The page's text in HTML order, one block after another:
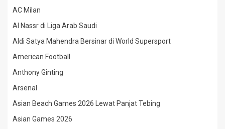
AC Milan
Al Nassr di Liga Arab Saudi
Aldi Satya Mahendra Bersinar di World Supersport
American Football
Anthony Ginting
Arsenal
Asian Beach Games 2026 Lewat Panjat Tebing
Asian Games 2026